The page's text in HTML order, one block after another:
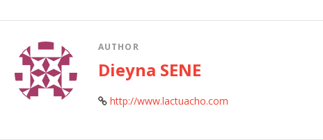
AUTHOR
Dieyna SENE
http://www.lactuacho.com